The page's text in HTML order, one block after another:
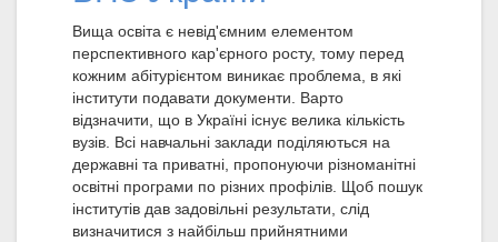
Вища освіта є невід'ємним елементом
перспективного кар'єрного росту, тому перед
кожним абітурієнтом виникає проблема, в які
інститути подавати документи. Варто
відзначити, що в Україні існує велика кількість
вузів. Всі навчальні заклади поділяються на
державні та приватні, пропонуючи різноманітні
освітні програми по різних профілів. Щоб пошук
інститутів дав задовільні результати, слід
визначитися з найбільш прийнятними